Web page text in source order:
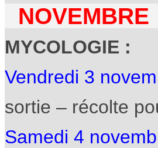
NOVEMBRE
MYCOLOGIE :
Vendredi 3
sortie – récolte
Samedi 4